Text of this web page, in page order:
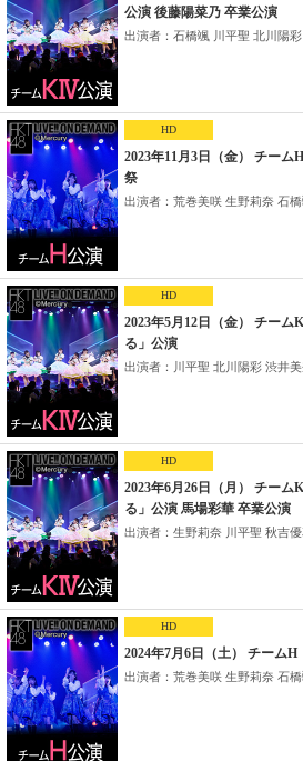
公演 後藤陽菜乃 卒業公演
出演者：石橋颯 川平聖 北川陽彩
HD
2023年11月3日（金） チー
祭
出演者：荒巻美咲 生野莉奈 石橋
HD
2023年5月12日（金） チー
る」公演
出演者：川平聖 北川陽彩 渋井美
HD
2023年6月26日（月） チー
る」公演 馬場彩華 卒業公演
出演者：生野莉奈 川平聖 秋吉優
HD
2024年7月6日（土） チーム
出演者：荒巻美咲 生野莉奈 石橋